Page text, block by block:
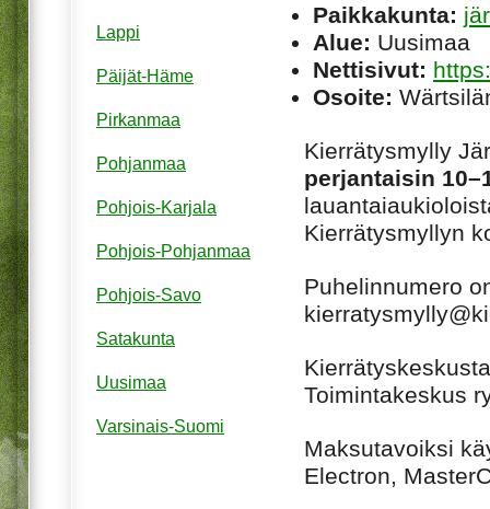
Paikkakunta:
Alue: Uusimaa
Nettisivut:
Osoite:
Kierrätysmylly
perjantaisin
Kierrätysmyllyn
Puhelinnumero
Toimintakeskus
Maksutavoiksi
Electron,
Lappi
Päijät-Häme
Pirkanmaa
Pohjanmaa
Pohjois-Karjala
Pohjois-Pohjanmaa
Pohjois-Savo
Satakunta
Uusimaa
Varsinais-Suomi